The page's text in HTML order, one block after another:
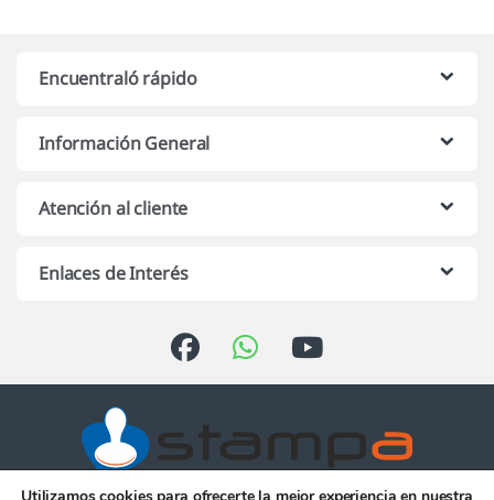
Encuentraló rápido
Información General
Atención al cliente
Enlaces de Interés